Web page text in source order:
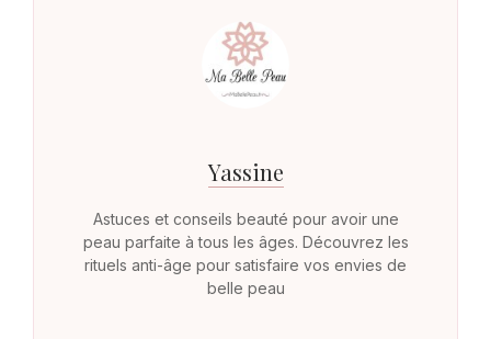
Yassine
Astuces et conseils beauté pour avoir une
peau parfaite à tous les âges. Découvrez les
rituels anti-âge pour satisfaire vos envies de
belle peau